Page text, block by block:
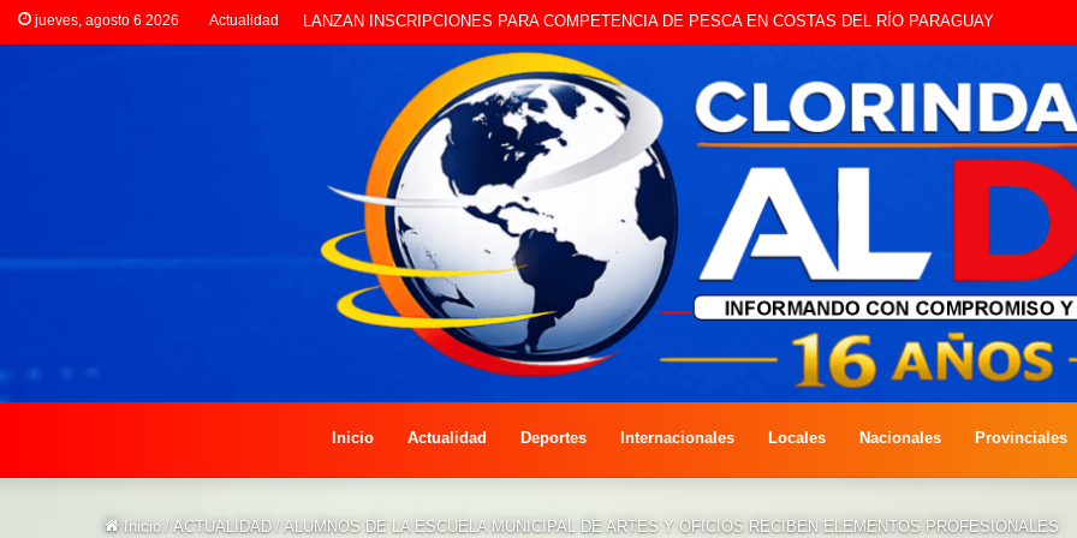
jueves, agosto 6 2026 Actualidad LANZAN INSCRIPCIONES PARA COMPETENCIA DE PESCA EN COSTAS DEL RÍO PARAGUAY
Inicio Actualidad Deportes Internacionales Locales Nacionales Provinciales
Inicio / ACTUALIDAD / ALUMNOS DE LA ESCUELA MUNICIPAL DE ARTES Y OFICIOS RECIBEN ELEMENTOS PROFESIONALES